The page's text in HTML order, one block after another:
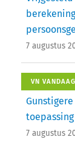
7 augustus
VN VANDAAG
7 augustus